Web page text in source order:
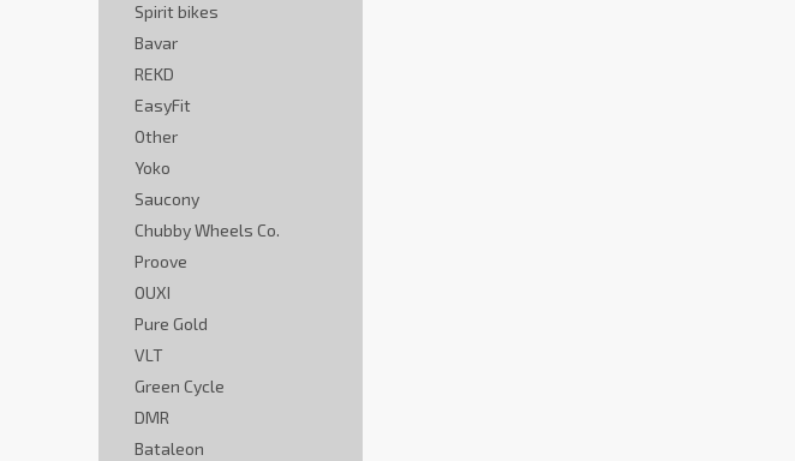
Spirit bikes
Bavar
REKD
EasyFit
Other
Yoko
Saucony
Chubby Wheels Co.
Proove
OUXI
Pure Gold
VLT
Green Cycle
DMR
Bataleon